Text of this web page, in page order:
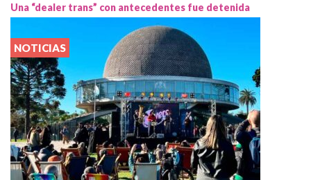
Una “dealer trans” con antecedentes fue detenida
NOTICIAS